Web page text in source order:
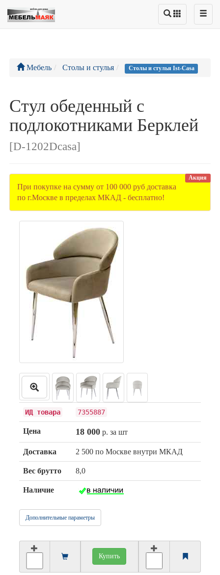
Мебель Столы и стулья Столы и стулья Ist-Casa
Стул обеденный с
подлокотниками Берклей
[D-1202Dcasa]
Акция
При покупке на сумму от 100 000 руб доставка
по г.Москве в пределах МКАД - бесплатно!
ИД товара 7355887
Цена 18 000р. за шт
Доставка 2 500 по Москве внутри МКАД
Вес брутто 8,0
Наличие
Дополнительные параметры
Купить